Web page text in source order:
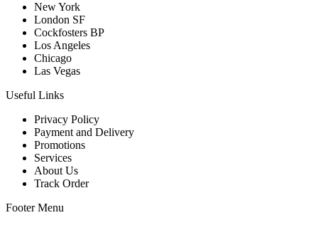
New York
London SF
Cockfosters BP
Los Angeles
Chicago
Las Vegas
Useful Links
Privacy Policy
Payment and Delivery
Promotions
Services
About Us
Track Order
Footer Menu